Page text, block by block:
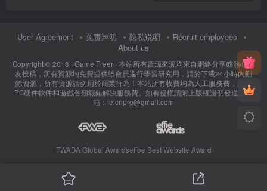
User Agreement 免责声明 隐私说明
Recruit employees
About us
Copyright © 2018 · Game Freer · 本站所有資源來源均來自網絡分享或熱心網
友投稿，所有資源均免費提供給會員進行學習研究用，請於下載24小時內刪
除資源，所有資源請勿用於商業行為！本站所有收費均為人工服務費，包含
PC硬件軟件和遊戲各類報錯解決服務費。如有侵權請附上版權證明發送至郵
箱：feicnprg@gmail.com
FWADA Global Awardseffoe Best Website Award